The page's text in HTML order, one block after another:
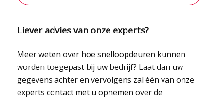
Liever advies van onze experts?
Meer weten over hoe snelloopdeuren kunnen
worden toegepast bij uw bedrijf? Laat dan uw
gegevens achter en vervolgens zal één van onze
experts contact met u opnemen over de